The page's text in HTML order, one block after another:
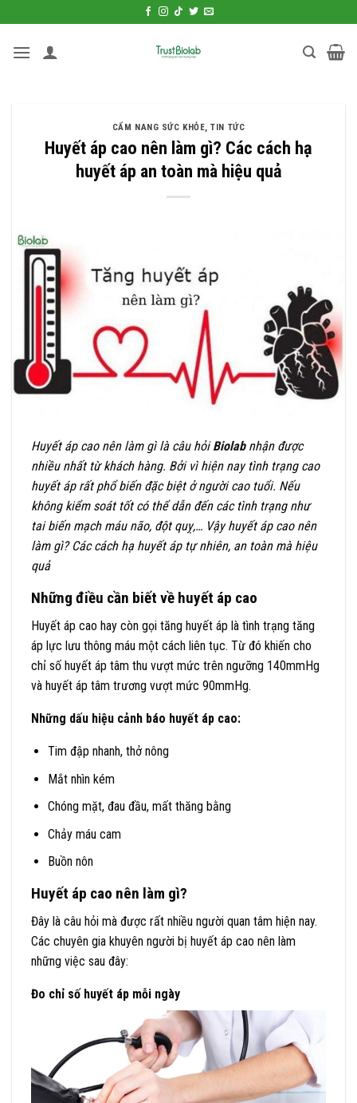
qua
CẨM NANG SỨC KHỎE,TIN TỨC
Huyết áp cao nên làm gì? Các cách hạ
huyết áp an toàn mà hiệu quả
Huyết áp cao nên làm gì là câu hỏiBiolabnhận được
nhiều nhất từ khách hàng. Bởi vì hiện nay tình trạng cao
huyết áp rất phổ biến đặc biệt ở người cao tuổi. Nếu
không kiểm soát tốt có thể dẫn đến các tình trạng như
tai biến mạch máu não, đột quỵ,… Vậy huyết áp cao nên
làm gì? Các cách hạ huyết áp tự nhiên, an toàn mà hiệu
quả
Những điều cần biết về huyết áp cao
Huyết áp cao hay còn gọi tăng huyết áp là tình trạng tăng
áp lực lưu thông máu một cách liên tục. Từ đó khiến cho
chỉ số huyết áp tâm thu vượt mức trên ngưỡng 140mmHg
và huyết áp tâm trương vượt mức 90mmHg.
Những dấu hiệu cảnh báo huyết áp cao:
Tim đập nhanh, thở nông
Mắt nhìn kém
Chóng mặt, đau đầu, mất thăng bằng
Chảy máu cam
Buồn nôn
Huyết áp cao nên làm gì?
Đây là câu hỏi mà được rất nhiều người quan tâm hiện nay.
Các chuyên gia khuyên người bị huyết áp cao nên làm
những việc sau đây:
Đo chỉ số huyết áp mỗi ngày